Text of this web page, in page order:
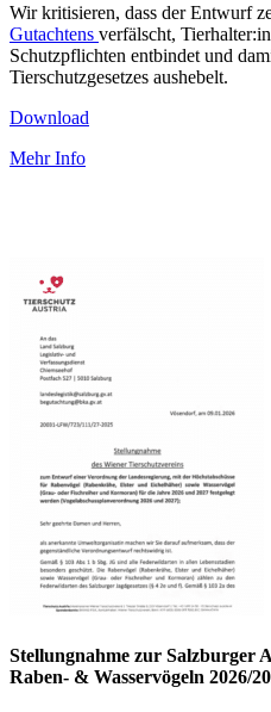
Wir kritisieren, dass der Entwurf
Gutachtens verfälscht,
Schutzpflichten entbindet und
Tierschutzgesetzes aushebelt.
Download
Mehr Info
Stellungnahme zur Salzburger
Raben- & Wasservögeln 2026/